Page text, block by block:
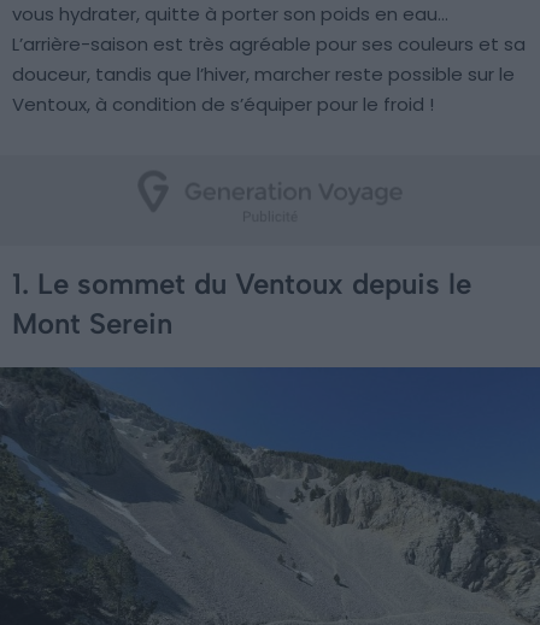
vous hydrater, quitte à porter son poids en eau…
L’arrière-saison est très agréable pour ses couleurs et sa
douceur, tandis que l’hiver, marcher reste possible sur le
Ventoux, à condition de s’équiper pour le froid !
1. Le sommet du Ventoux depuis le
Mont Serein